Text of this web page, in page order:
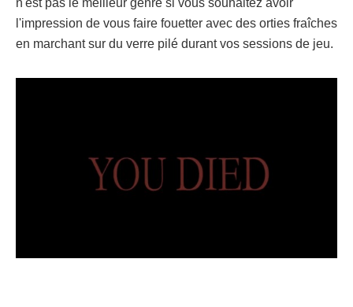
l'impression de vous faire fouetter avec des orties fraîches
en marchant sur du verre pilé durant vos sessions de jeu.